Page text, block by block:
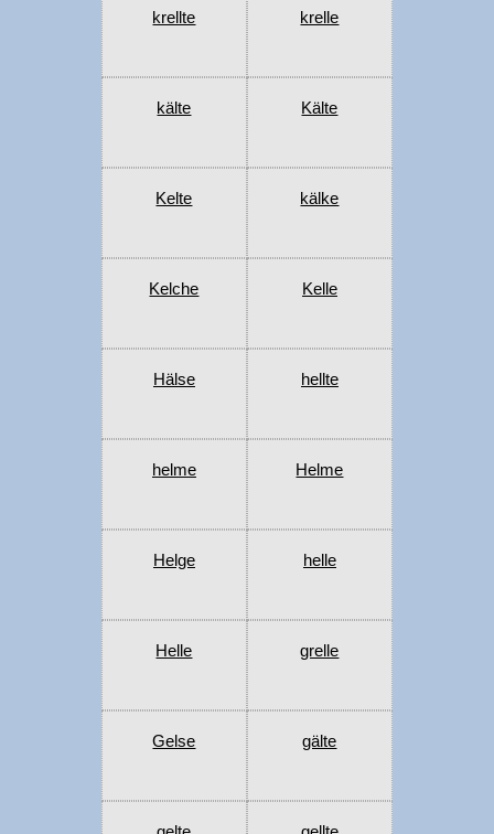
krellte krelle
kälte Kälte
Kelte kälke
Kelche Kelle
Hälse hellte
helme Helme
Helge helle
Helle grelle
Gelse gälte